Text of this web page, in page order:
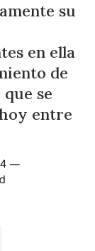
su
en ella
de
se
entre